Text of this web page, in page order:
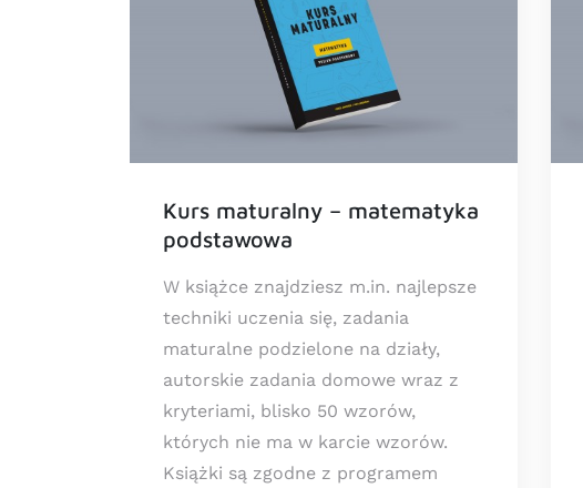
Kurs maturalny – matematyka
podstawowa
W książce znajdziesz m.in. najlepsze
techniki uczenia się, zadania
maturalne podzielone na działy,
autorskie zadania domowe wraz z
kryteriami, blisko 50 wzorów,
których nie ma w karcie wzorów.
Książki są zgodne z programem